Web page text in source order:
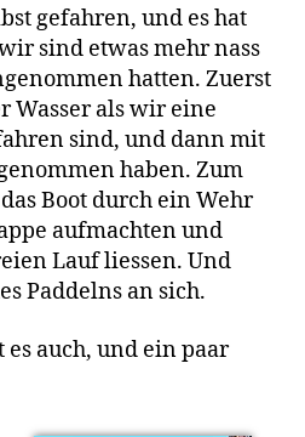
gefahren, und es hat
sind etwas mehr nass
hatten. Zuerst
Wasser als wir eine
sind, und dann mit
haben. Zum
Boot durch ein Wehr
aufmachten und
Lauf liessen. Und
Paddelns an sich.
es auch, und ein paar